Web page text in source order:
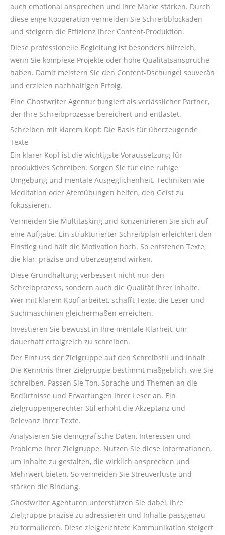
auch emotional ansprechen und Ihre Marke stärken. Durch
diese enge Kooperation vermeiden Sie Schreibblockaden
und steigern die Effizienz Ihrer Content-Produktion.
Diese professionelle Begleitung ist besonders hilfreich,
wenn Sie komplexe Projekte oder hohe Qualitätsansprüche
haben. Damit meistern Sie den Content-Dschungel souverän
und erzielen nachhaltigen Erfolg.
Eine Ghostwriter Agentur fungiert als verlässlicher Partner,
der Ihre Schreibprozesse bereichert und entlastet.
Schreiben mit klarem Kopf: Die Basis für überzeugende
Texte
Ein klarer Kopf ist die wichtigste Voraussetzung für
produktives Schreiben. Sorgen Sie für eine ruhige
Umgebung und mentale Ausgeglichenheit. Techniken wie
Meditation oder Atemübungen helfen, den Geist zu
fokussieren.
Vermeiden Sie Multitasking und konzentrieren Sie sich auf
eine Aufgabe. Ein strukturierter Schreibplan erleichtert den
Einstieg und hält die Motivation hoch. So entstehen Texte,
die klar, präzise und überzeugend wirken.
Diese Grundhaltung verbessert nicht nur den
Schreibprozess, sondern auch die Qualität Ihrer Inhalte.
Wer mit klarem Kopf arbeitet, schafft Texte, die Leser und
Suchmaschinen gleichermaßen erreichen.
Investieren Sie bewusst in Ihre mentale Klarheit, um
dauerhaft erfolgreich zu schreiben.
Der Einfluss der Zielgruppe auf den Schreibstil und Inhalt
Die Kenntnis Ihrer Zielgruppe bestimmt maßgeblich, wie Sie
schreiben. Passen Sie Ton, Sprache und Themen an die
Bedürfnisse und Erwartungen Ihrer Leser an. Ein
zielgruppengerechter Stil erhöht die Akzeptanz und
Relevanz Ihrer Texte.
Analysieren Sie demografische Daten, Interessen und
Probleme Ihrer Zielgruppe. Nutzen Sie diese Informationen,
um Inhalte zu gestalten, die wirklich ansprechen und
Mehrwert bieten. So vermeiden Sie Streuverluste und
stärken die Bindung.
Ghostwriter Agenturen unterstützen Sie dabei, Ihre
Zielgruppe präzise zu adressieren und Inhalte passgenau
zu formulieren. Diese zielgerichtete Kommunikation steigert